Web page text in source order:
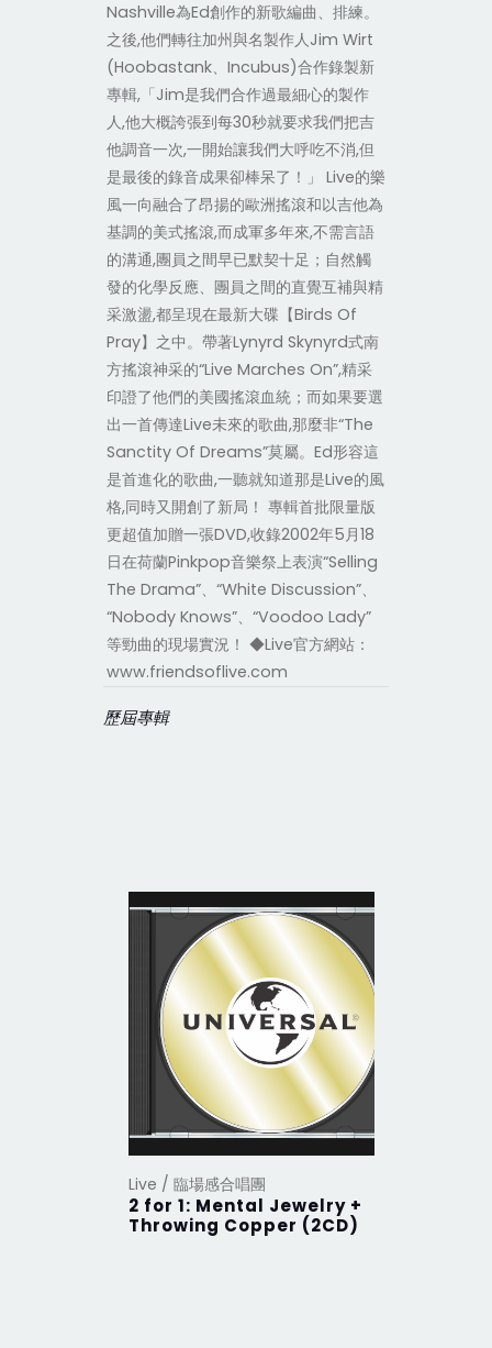
Nashville為Ed創作的新歌編曲、排練。
之後,他們轉往加州與名製作人Jim Wirt
(Hoobastank、Incubus)合作錄製新
專輯,「Jim是我們合作過最細心的製作
人,他大概誇張到每30秒就要求我們把吉
他調音一次,一開始讓我們大呼吃不消,但
是最後的錄音成果卻棒呆了！」 Live的樂
風一向融合了昂揚的歐洲搖滾和以吉他為
基調的美式搖滾,而成軍多年來,不需言語
的溝通,團員之間早已默契十足；自然觸
發的化學反應、團員之間的直覺互補與精
采激盪,都呈現在最新大碟【Birds Of
Pray】之中。帶著Lynyrd Skynyrd式南
方搖滾神采的“Live Marches On”,精采
印證了他們的美國搖滾血統；而如果要選
出一首傳達Live未來的歌曲,那麼非“The
Sanctity Of Dreams”莫屬。Ed形容這
是首進化的歌曲,一聽就知道那是Live的風
格,同時又開創了新局！ 專輯首批限量版
更超值加贈一張DVD,收錄2002年5月18
日在荷蘭Pinkpop音樂祭上表演“Selling
The Drama”、“White Discussion”、
“Nobody Knows”、“Voodoo Lady”
等勁曲的現場實況！ ◆Live官方網站：
www.friendsoflive.com
歷屆專輯
Live / 臨場感合唱團
2 for 1: Mental Jewelry +
Throwing Copper (2CD)